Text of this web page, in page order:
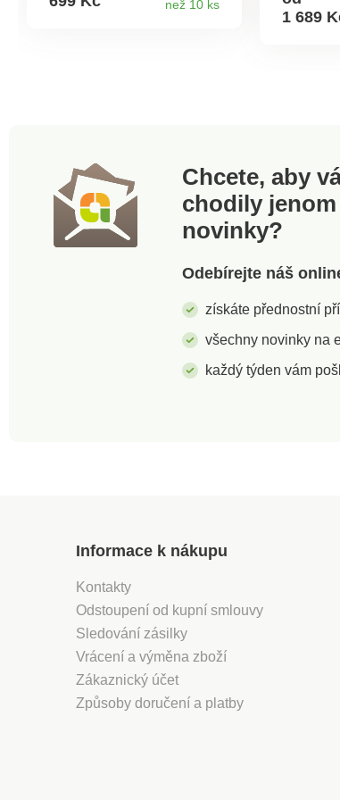
200 cm. Materiál: 100%
než 10 ks
420 g/
Francii.
1 689
Chcete, aby
chodily
novinky?
Odebírejte náš
získáte přednostní
všechny novinky na
každý týden vám
Informace k nákupu
Kontakty
Odstoupení od kupní smlouvy
Sledování zásilky
Vrácení a výměna zboží
Zákaznický účet
Způsoby doručení a platby